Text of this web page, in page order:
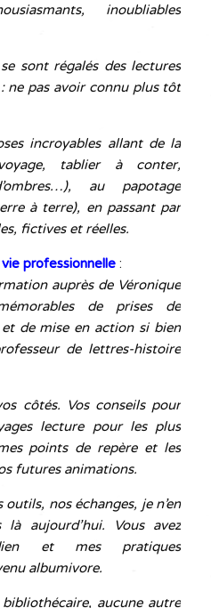
inoubliables
sont régalés des lectures
ne pas avoir connu plus tôt
incroyables allant de la
tablier à conter,
au papotage
à terre), en passant par
fictives et réelles.
professionnelle :
auprès de Véronique
de prises de
de mise en action si bien
de lettres-histoire
côtés. Vos conseils pour
lecture pour les plus
points de repère et les
futures animations.
nos échanges, je n’en
là aujourd’hui. Vous avez
et mes pratiques
albumivore.
aucune autre